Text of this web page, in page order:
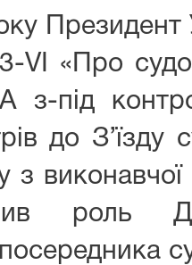
Президент
«Про
з-під
до
виконавчої
роль